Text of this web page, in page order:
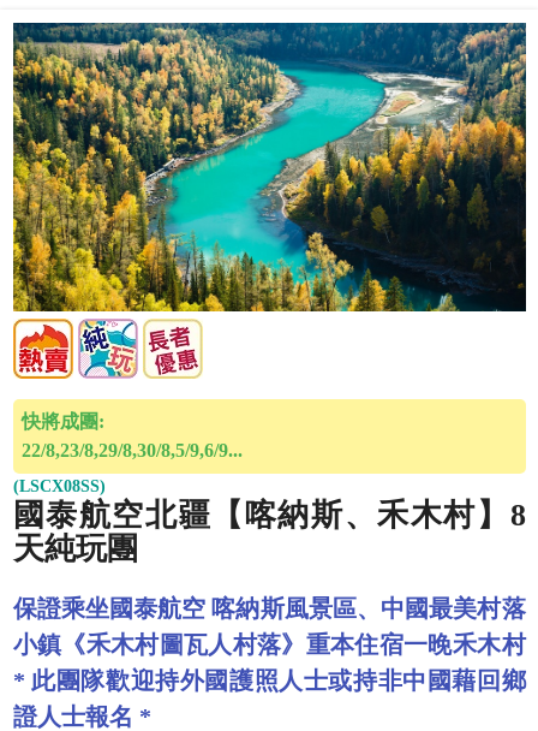
快將成團:
22/8,23/8,29/8,30/8,5/9,6/9...
(LSCX08SS)
國泰航空北疆【喀納斯、禾木村】8
天純玩團
保證乘坐國泰航空 喀納斯風景區、中國最美村落
小鎮《禾木村圖瓦人村落》重本住宿一晚禾木村
* 此團隊歡迎持外國護照人士或持非中國藉回鄉
證人士報名 *